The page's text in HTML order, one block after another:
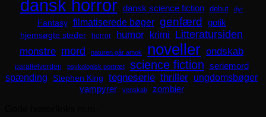
dansk horror dansk science fiction debut dyr
Fantasy filmatiserede bøger genfærd
gotik
hjemsøgte steder
horror humor krimi Litteratursiden
monstre mord naturen går amok noveller ondskab
parallelverden psykologisk portræt science fiction seriemord
spænding Stephen King tegneserie thriller ungdomsbøger
vampyrer venskab
zombier